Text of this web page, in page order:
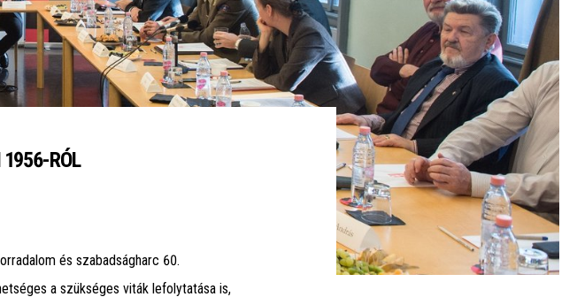
1956-RÓL
és szabadságharc 60.
a szükséges viták lefolytatása is,